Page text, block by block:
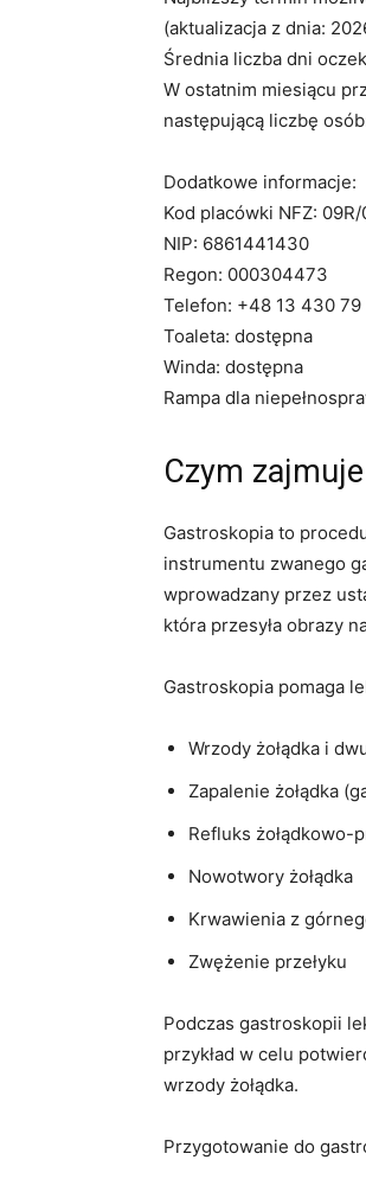
(aktualizacja z dnia:
Średnia liczba dni
W ostatnim miesiącu
następującą liczbę
Dodatkowe informacje:
Kod placówki NFZ: 09R/
NIP: 6861441430
Regon: 000304473
Telefon: +48 13 430 79
Toaleta: dostępna
Winda: dostępna
Rampa dla
Czym
Gastroskopia to
instrumentu zwanego
wprowadzany przez
która przesyła obrazy
Gastroskopia pomaga
Wrzody żołądka i
Zapalenie żołądka
Refluks żołądkowo-
Nowotwory żołądka
Krwawienia z
Zwężenie przełyku
Podczas gastroskopii
przykład w celu
wrzody żołądka.
Przygotowanie do